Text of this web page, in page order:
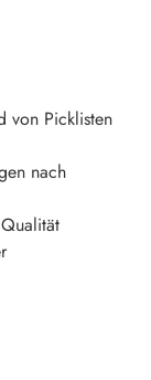
von Picklisten
nach